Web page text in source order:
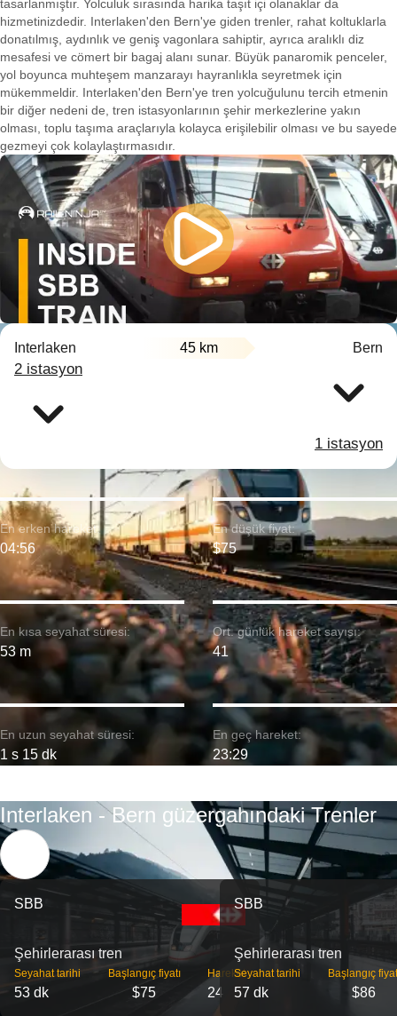
tasarlanmıştır. Yolculuk sırasında harika taşıt içi olanaklar da
hizmetinizdedir. Interlaken'den Bern'ye giden trenler, rahat koltuklarla
donatılmış, aydınlık ve geniş vagonlara sahiptir, ayrıca aralıklı diz
mesafesi ve cömert bir bagaj alanı sunar. Büyük panaromik penceler,
yol boyunca muhteşem manzarayı hayranlıkla seyretmek için
mükemmeldir. Interlaken'den Bern'ye tren yolcuğulunu tercih etmenin
bir diğer nedeni de, tren istasyonlarının şehir merkezlerine yakın
olması, toplu taşıma araçlarıyla kolayca erişilebilir olması ve bu sayede
gezmeyi çok kolaylaştırmasıdır.
Interlaken 45 km Bern
2 istasyon
1 istasyon
En kısa seyahat süresi:
53 m
En erken hareket:
04:56
En uzun seyahat süresi:
1 s 15 dk
En düşük fiyat:
$75
Ort. günlük hareket sayısı:
41
En geç hareket:
23:29
Interlaken - Bern güzergahındaki Trenler
SBB
Şehirlerarası tren
Seyahat tarihi
53 dk
Başlangıç ​​fiyatı
$75
Hareket
24
SBB
Şehirlerarası tren
Seyahat tarihi
57 dk
Başlangıç
$86